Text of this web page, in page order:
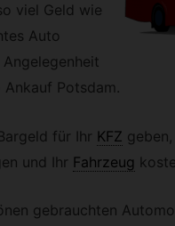
viel Geld wie
Auto
Potsdam.
für Ihr KFZ
und Ihr Fahrzeug
gebrauchten